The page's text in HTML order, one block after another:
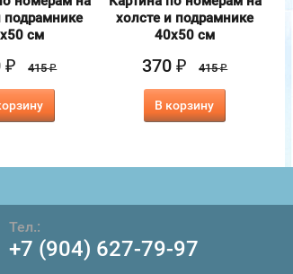
подрамнике
см
₽ 415₽
холсте и подрамнике
40х50 см
370₽ 415₽
В корзину
Тел.:
+7 (904) 627-79-97